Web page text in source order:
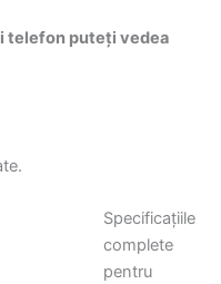
telefon puteți vedea
Specificațiile
complete
pentru